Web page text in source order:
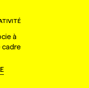
à
cadre